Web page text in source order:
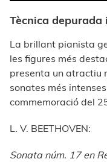
Tècnica
La brillant pianista
les figures més
presenta un atractiu
sonates més
commemoració del
L. V. BEETHOVEN:
Sonata núm. 17 en